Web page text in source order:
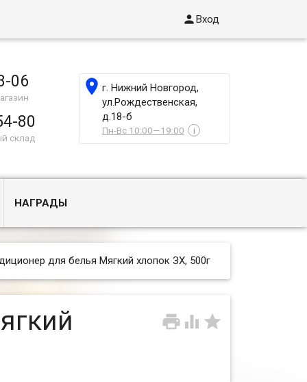
Вход
06
80
склад
г. Нижний Новгород,
ул.Рождественская,
д.18-б
Пн-Вс 10:00—19:00 i
НАГРАДЫ
для белья Мягкий хлопок ЗХ, 500г
  